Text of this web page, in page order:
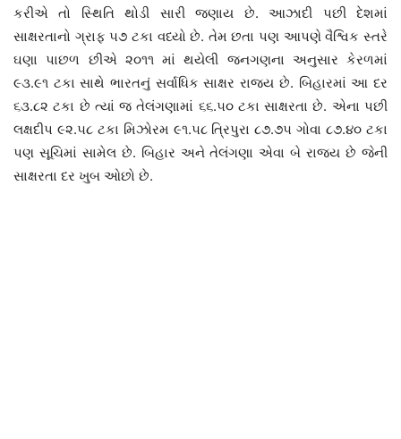
કરીએ તો સ્થિતિ થોડી સારી જણાય છે. આઝાદી પછી દેશમાં
સાક્ષરતાનો ગ્રાફ ૫૭ ટકા વધ્યો છે. તેમ છતા પણ આપણે વૈશ્વિક સ્તરે
ઘણા પાછળ છીએ ૨૦૧૧ માં થયેલી જનગણના અનુસાર કેરળમાં
૯૩.૯૧ ટકા સાથે ભારતનું સર્વાધિક સાક્ષર રાજ્ય છે. બિહારમાં આ દર
૬૩.૮૨ ટકા છે ત્યાં જ તેલંગણામાં ૬૬.૫૦ ટકા સાક્ષરતા છે. એના પછી
લક્ષદીપ ૯૨.૫૮ ટકા મિઝોરમ ૯૧.૫૮ ત્રિપુરા ૮૭.૭૫ ગોવા ૮૭.૪૦ ટકા
પણ સૂચિમાં સામેલ છે. બિહાર અને તેલંગણા એવા બે રાજ્ય છે જેની
સાક્ષરતા દર ખુબ ઓછો છે.